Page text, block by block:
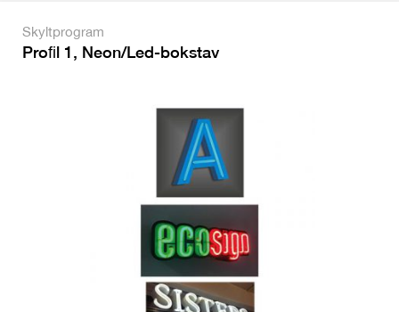
Skyltprogram
Proﬁl 1, Neon/Led-bokstav